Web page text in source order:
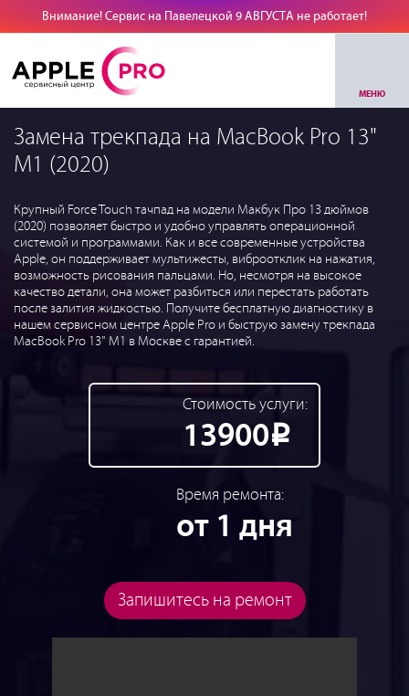
Внимание! Сервис на Павелецкой 9 АВГУСТА не работает!
МЕНЮ
Замена трекпада на MacBook Pro 13"
M1 (2020)
Крупный Force Touch тачпад на модели Макбук Про 13 дюймов
(2020) позволяет быстро и удобно управлять операционной
системой и программами. Как и все современные устройства
Apple, он поддерживает мультижесты, виброотклик на нажатия,
возможность рисования пальцами. Но, несмотря на высокое
качество детали, она может разбиться или перестать работать
после залития жидкостью. Получите бесплатную диагностику в
нашем сервисном центре Apple Pro и быструю замену трекпада
MacBook Pro 13" M1 в Москве с гарантией.
Стоимость услуги:
13900Р
Время ремонта:
от 1 дня
Запишитесь на ремонт